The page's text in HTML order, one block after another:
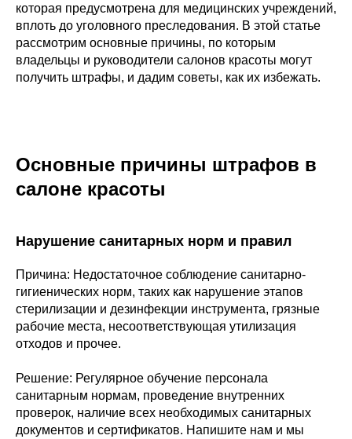
которая предусмотрена для медицинских учреждений,
вплоть до уголовного преследования. В этой статье
рассмотрим основные причины, по которым
владельцы и руководители салонов красоты могут
получить штрафы, и дадим советы, как их избежать.
Основные причины штрафов в
салоне красоты
Нарушение санитарных норм и правил
Причина: Недостаточное соблюдение санитарно-
гигиенических норм, таких как нарушение этапов
стерилизации и дезинфекции инструмента, грязные
рабочие места, несоответствующая утилизация
отходов и прочее.
Решение: Регулярное обучение персонала
санитарным нормам, проведение внутренних
проверок, наличие всех необходимых санитарных
документов и сертификатов. Напишите нам и мы